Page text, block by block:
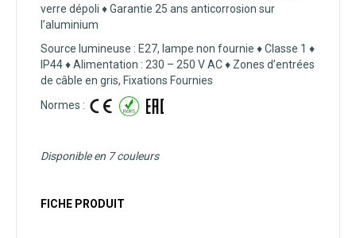
verre dépoli ♦ Garantie 25 ans anticorrosion sur
l’aluminium
Source lumineuse : E27, lampe non fournie ♦ Classe 1 ♦
IP44 ♦ Alimentation : 230 – 250 V AC ♦ Zones d’entrées
de câble en gris, Fixations Fournies
Normes :
Disponible en 7 couleurs
FICHE PRODUIT